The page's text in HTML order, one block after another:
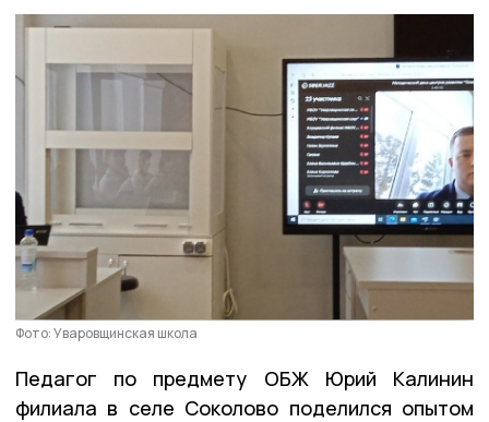
Фото: Уваровщинская школа
Педагог по предмету ОБЖ Юрий Калинин
филиала в селе Соколово поделился опытом